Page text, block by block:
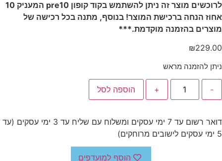
לרוכשים מוצר זה ניתן להשתמש בקוד קופון pre10 המעניק 10
אחוז הנחה ברכישת המוצר! בנוסף, מתנה בכל רכישה של
מוצרים בהזמנה מוקדמת.***
₪229.00
ניתן להזמנה מראש
-
+ הוספה לסל
דואר רשום עד 7 ימי עסקים ומשלוח עם שליח עד 3 ימי עסקים (עד
5 ימי עסקים לישובים מרוחקים)
הוסף למועדפים